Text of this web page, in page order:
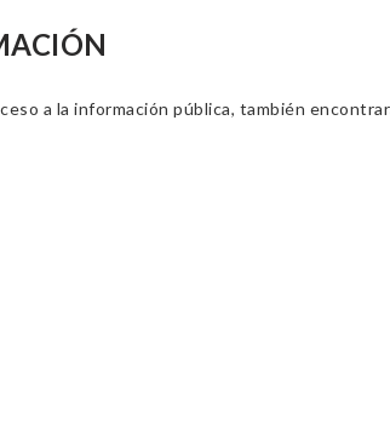
a la información pública, también